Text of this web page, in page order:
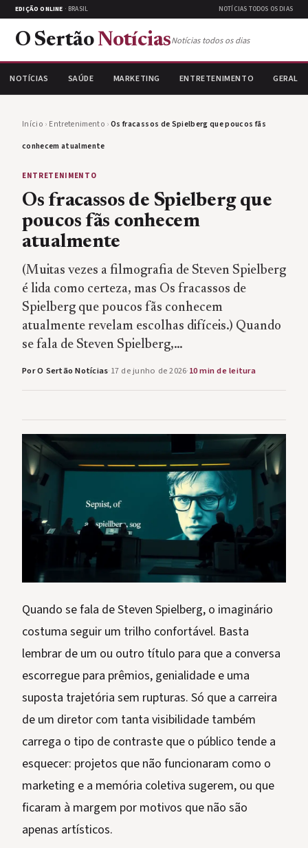
EDIÇÃO ONLINE · BRASIL NOTÍCIAS TODOS OS DIAS
O Sertão NotíciasNotícias todos os dias
NOTÍCIAS SAÚDE MARKETING ENTRETENIMENTO GERAL
Início › Entretenimento ›Os fracassos de Spielberg que poucos fãs
conhecem atualmente
ENTRETENIMENTO
Os fracassos de Spielberg que
poucos fãs conhecem
atualmente
(Muitas vezes a filmografia de Steven Spielberg
é lida como certeza, mas Os fracassos de
Spielberg que poucos fãs conhecem
atualmente revelam escolhas difíceis.) Quando
se fala de Steven Spielberg,…
Por O Sertão Notícias·17 de junho de 2026·10 min de leitura
Quando se fala de Steven Spielberg, o imaginário
costuma seguir um trilho confortável. Basta
lembrar de um ou outro título para que a conversa
escorregue para prêmios, genialidade e uma
suposta trajetória sem rupturas. Só que a carreira
de um diretor com tanta visibilidade também
carrega o tipo de contraste que o público tende a
esquecer: projetos que não funcionaram como o
marketing e a memória coletiva sugerem, ou que
ficaram à margem por motivos que não são
apenas artísticos.